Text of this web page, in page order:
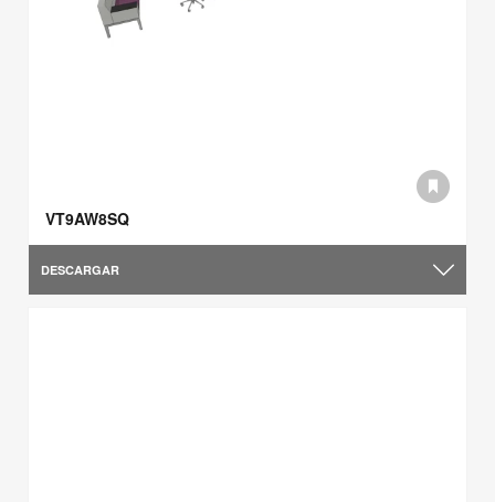
VT9AW8SQ
DESCARGAR